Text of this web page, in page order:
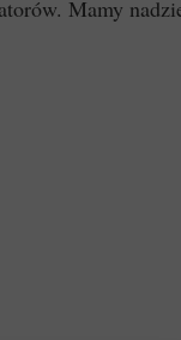
Mamy